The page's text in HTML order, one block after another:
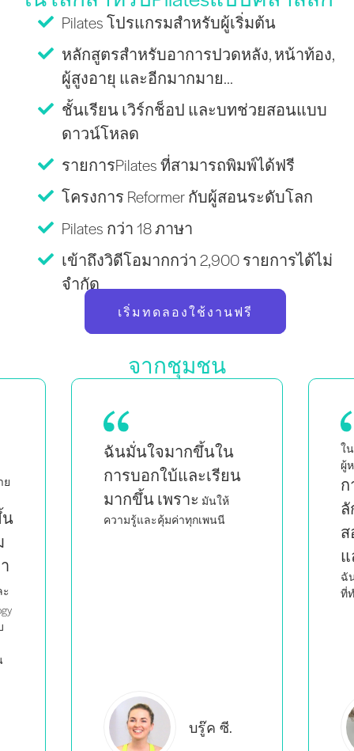
Pilates โปรแกรมสำหรับผู้เริ่มต้น
หลักสูตรสำหรับอาการปวดหลัง, หน้าท้อง,
ผู้สูงอายุ และอีกมากมาย...
ชั้นเรียน เวิร์กช็อป และบทช่วยสอนแบบ
ดาวน์โหลด
รายการPilates ที่สามารถพิมพ์ได้ฟรี
โครงการ Reformer กับผู้สอนระดับโลก
Pilates กว่า 18 ภาษา
เข้าถึงวิดีโอมากกว่า 2,900 รายการได้ไม่
จำกัด
เริ่มทดลองใช้งานฟรี
จากชุมชน
ในฐานะแม่ของลูกแฝด ซึ่งเป็น
ผู้หญิงผิวดำและเป็นเพศที่สาม
การได้เห็นคนอื่นที่มี
ลักษณะเหมือนฉัน
สอนอย่างชาญฉลาด
เอเวอร์ลี
บี.
เ
ก้
ก